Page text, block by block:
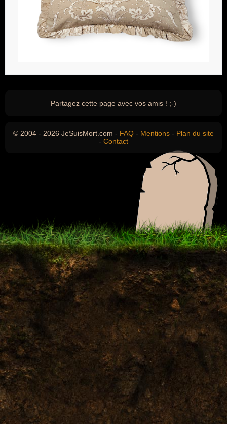
Partagez cette page avec vos amis ! ;-)
© 2004 - 2026 JeSuisMort.com - FAQ - Mentions - Plan du site
- Contact